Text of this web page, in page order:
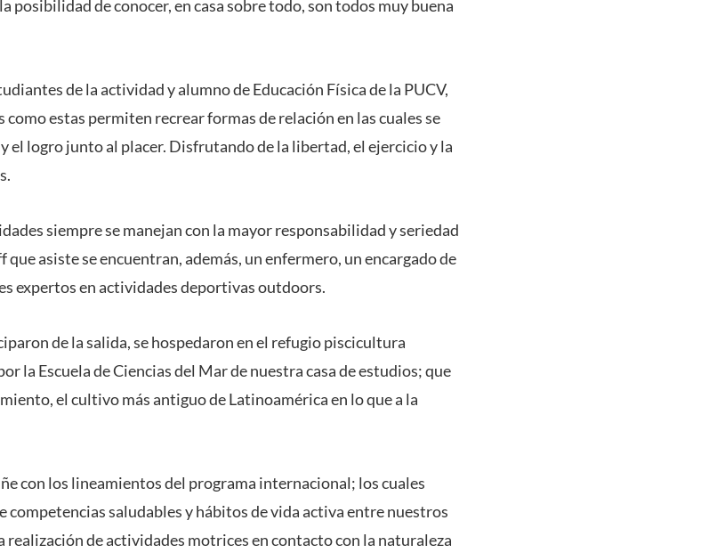
posibilidad de conocer, en casa sobre todo, son todos muy buena
de la actividad y alumno de Educación Física de la PUCV,
estas permiten recrear formas de relación en las cuales se
el logro junto al placer. Disfrutando de la libertad, el ejercicio y la
siempre se manejan con la mayor responsabilidad y seriedad
asiste se encuentran, además, un enfermero, un encargado de
expertos en actividades deportivas outdoors.
de la salida, se hospedaron en el refugio piscicultura
la Escuela de Ciencias del Mar de nuestra casa de estudios; que
el cultivo más antiguo de Latinoamérica en lo que a la
con los lineamientos del programa internacional; los cuales
saludables y hábitos de vida activa entre nuestros
de actividades motrices en contacto con la naturaleza